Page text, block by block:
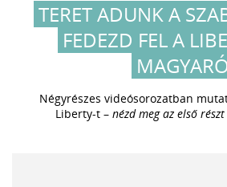
TERET ADUNK A
FEDEZD FEL A
Négyrészes videósorozatban
Liberty-t – nézd meg az első